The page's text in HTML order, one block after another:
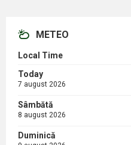
METEO
Local Time
Today
7 august 2026
Sâmbătă
8 august 2026
Duminică